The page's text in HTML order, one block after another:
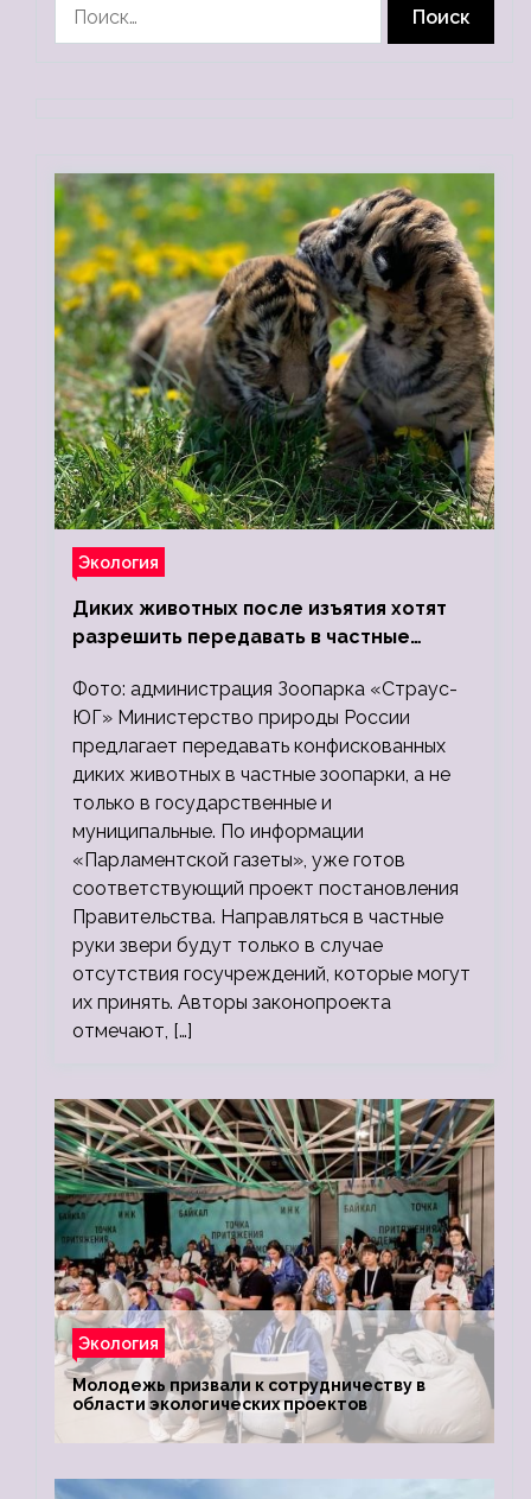
Экология
Диких животных после изъятия хотят
разрешить передавать в частные
Фото: администрация Зоопарка «Страус-
ЮГ» Министерство природы России
предлагает передавать конфискованных
диких животных в частные зоопарки, а не
только в государственные и
муниципальные. По информации
«Парламентской газеты», уже готов
соответствующий проект постановления
Правительства. Направляться в частные
руки звери будут только в случае
отсутствия госучреждений, которые могут
их принять. Авторы законопроекта
отмечают, […]
Экология
Молодежь призвали к сотрудничеству в
области экологических проектов